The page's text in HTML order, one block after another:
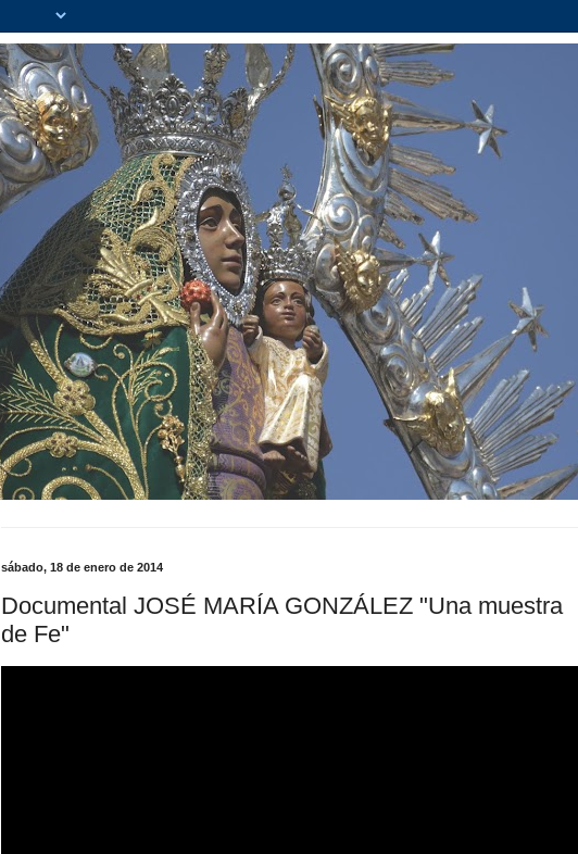
sábado, 18 de enero de 2014
Documental JOSÉ MARÍA GONZÁLEZ "Una muestra
de Fe"